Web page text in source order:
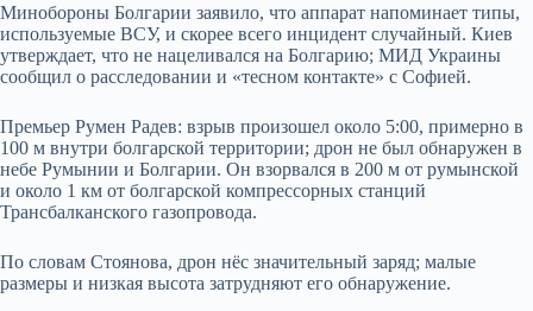
Минобороны Болгарии заявило, что аппарат напоминает типы,
используемые ВСУ, и скорее всего инцидент случайный. Киев
утверждает, что не нацеливался на Болгарию; МИД Украины
сообщил о расследовании и «тесном контакте» с Софией.
Премьер Румен Радев: взрыв произошел около 5:00, примерно в
100 м внутри болгарской территории; дрон не был обнаружен в
небе Румынии и Болгарии. Он взорвался в 200 м от румынской
и около 1 км от болгарской компрессорных станций
Трансбалканского газопровода.
По словам Стоянова, дрон нёс значительный заряд; малые
размеры и низкая высота затрудняют его обнаружение.